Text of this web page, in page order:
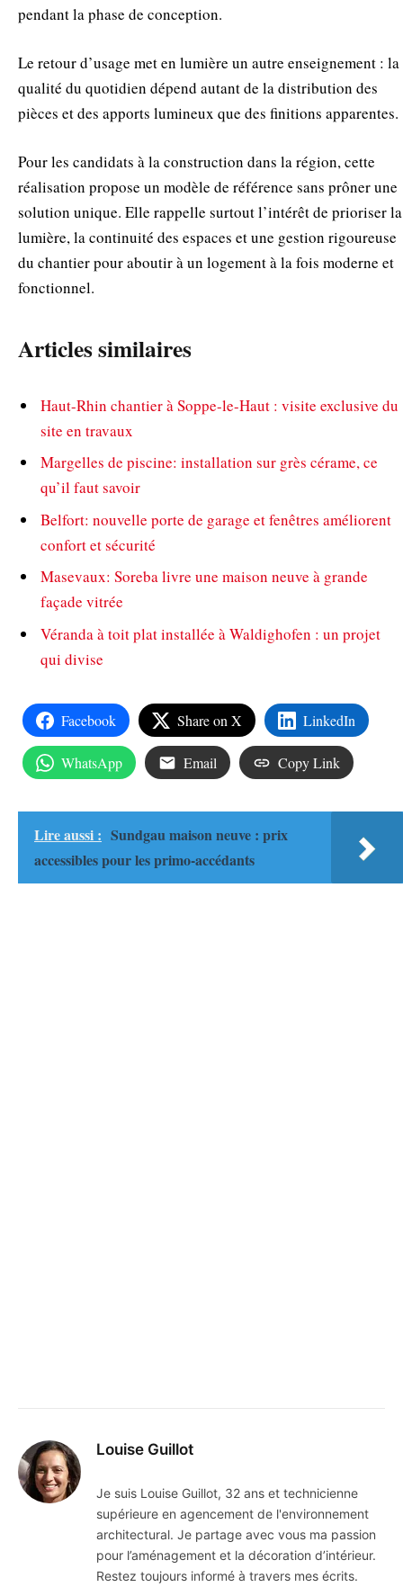
pendant la phase de conception.
Le retour d’usage met en lumière un autre enseignement : la
qualité du quotidien dépend autant de la distribution des
pièces et des apports lumineux que des finitions apparentes.
Pour les candidats à la construction dans la région, cette
réalisation propose un modèle de référence sans prôner une
solution unique. Elle rappelle surtout l’intérêt de prioriser la
lumière, la continuité des espaces et une gestion rigoureuse
du chantier pour aboutir à un logement à la fois moderne et
fonctionnel.
Articles similaires
Haut-Rhin chantier à Soppe-le-Haut : visite exclusive du
site en travaux
Margelles de piscine: installation sur grès cérame, ce
qu’il faut savoir
Belfort: nouvelle porte de garage et fenêtres améliorent
confort et sécurité
Masevaux: Soreba livre une maison neuve à grande
façade vitrée
Véranda à toit plat installée à Waldighofen : un projet
qui divise
Facebook Share on X LinkedIn
WhatsApp Email Copy Link
Lire aussi : Sundgau maison neuve : prix
accessibles pour les primo-accédants
Louise Guillot
Je suis Louise Guillot, 32 ans et technicienne
supérieure en agencement de l'environnement
architectural. Je partage avec vous ma passion
pour l’aménagement et la décoration d’intérieur.
Restez toujours informé à travers mes écrits.